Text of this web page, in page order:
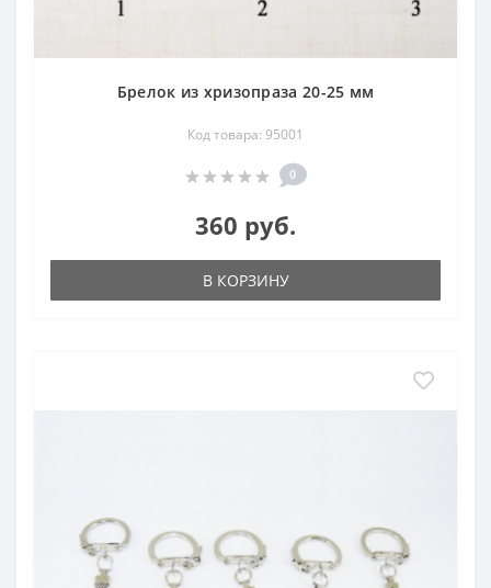
Брелок из хризопраза 20-25 мм
Код товара: 95001
0
360 руб.
В КОРЗИНУ